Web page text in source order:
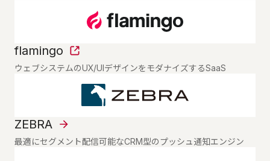
flamingo
ウェブシステムのUX/UIデザインをモダナイズするSaaS
ZEBRA
最適にセグメント配信可能なCRM型のプッシュ通知エンジン